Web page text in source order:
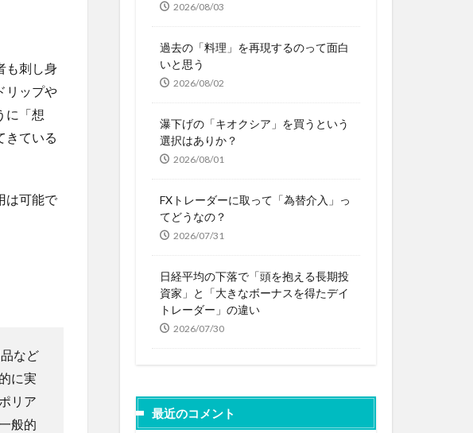
も刺し身
リップや
に「想
きている
は可能で
など
に実
リア
般的
2026/08/03
過去の「料理」を再現するのって面白
いと思う
2026/08/02
瀑下げの「キオクシア」を買うという
選択はありか？
2026/08/01
FXトレーダーに取って「為替介入」っ
てどうなの？
2026/07/31
日経平均の下落で「頭を抱える長期投
資家」と「大きなボーナスを得たデイ
トレーダー」の違い
2026/07/30
最近のコメント